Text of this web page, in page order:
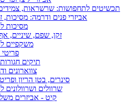
תכשיטים לתחפושות: שרשראות, צמידים
אביזרי פנים ודרמה: מסיכות,
מסיכות
זקן, שפם, שיניים, אף
משקפיים
תיקים
צווארונים
סינרים, בטן הריון
שרוולים
קיט - אביזרים